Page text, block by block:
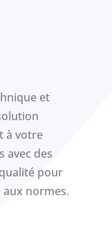
et
à votre
avec des
pour
normes.